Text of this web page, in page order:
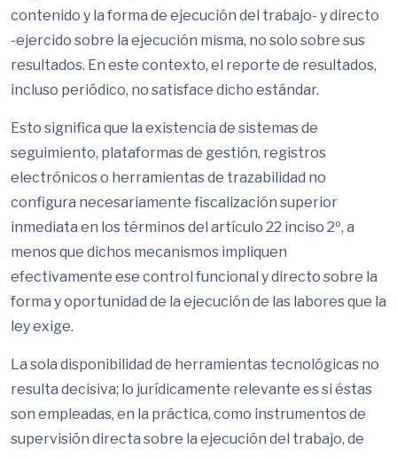
contenido y la forma de ejecución del trabajo- y directo
-ejercido sobre la ejecución misma, no solo sobre sus
resultados. En este contexto, el reporte de resultados,
incluso periódico, no satisface dicho estándar.
Esto significa que la existencia de sistemas de
seguimiento, plataformas de gestión, registros
electrónicos o herramientas de trazabilidad no
configura necesariamente fiscalización superior
inmediata en los términos del artículo 22 inciso 2º, a
menos que dichos mecanismos impliquen
efectivamente ese control funcional y directo sobre la
forma y oportunidad de la ejecución de las labores que la
ley exige.
La sola disponibilidad de herramientas tecnológicas no
resulta decisiva; lo jurídicamente relevante es si éstas
son empleadas, en la práctica, como instrumentos de
supervisión directa sobre la ejecución del trabajo, de